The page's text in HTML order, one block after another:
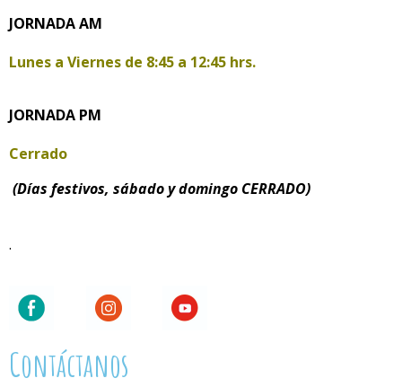
JORNADA AM
Lunes a Viernes de 8:45 a 12:45 hrs.
JORNADA PM
Cerrado
(Días festivos, sábado y domingo CERRADO)
.
Contáctanos